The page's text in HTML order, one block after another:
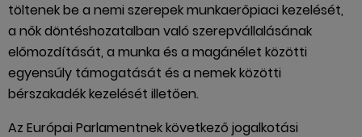
töltenek be a nemi szerepek munkaerőpiaci kezelését,
a nők döntéshozatalban való szerepvállalásának
előmozdítását, a munka és a magánélet közötti
egyensúly támogatását és a nemek közötti
bérszakadék kezelését illetően.
Az Európai Parlamentnek következő jogalkotási